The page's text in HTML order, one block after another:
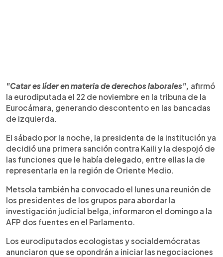
"Catar es líder en materia de derechos laborales", afirmó
la eurodiputada el 22 de noviembre en la tribuna de la
Eurocámara, generando descontento en las bancadas
de izquierda.
El sábado por la noche, la presidenta de la institución ya
decidió una primera sanción contra Kaili y la despojó de
las funciones que le había delegado, entre ellas la de
representarla en la región de Oriente Medio.
Metsola también ha convocado el lunes una reunión de
los presidentes de los grupos para abordar la
investigación judicial belga, informaron el domingo a la
AFP dos fuentes en el Parlamento.
Los eurodiputados ecologistas y socialdemócratas
anunciaron que se opondrán a iniciar las negociaciones